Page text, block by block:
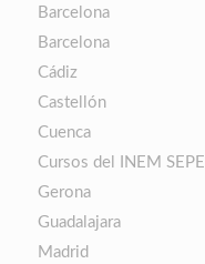
Barcelona
Barcelona
Cádiz
Castellón
Cuenca
Cursos del INEM SEPE
Gerona
Guadalajara
Madrid